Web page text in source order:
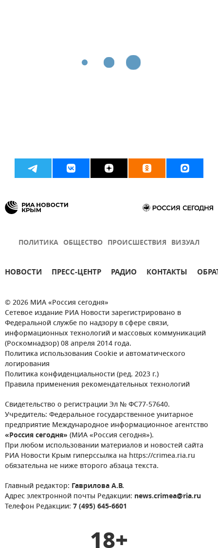
ПОЛИТИКА ОБЩЕСТВО ПРОИСШЕСТВИЯ ВИЗУАЛ
НОВОСТИ ПРЕСС-ЦЕНТР РАДИО КОНТАКТЫ
© 2026 МИА «Россия сегодня»
Сетевое издание РИА Новости зарегистрировано в
Федеральной службе по надзору в сфере связи,
информационных технологий и массовых коммуникаций
(Роскомнадзор) 08 апреля 2014 года.
Политика использования Cookie и автоматического
логирования
Политика конфиденциальности (ред. 2023 г.)
Правила применения рекомендательных технологий
Свидетельство о регистрации Эл № ФС77-57640.
Учредитель: Федеральное государственное унитарное
предприятие Международное информационное агентство
«Россия сегодня» (МИА «Россия сегодня»).
При любом использовании материалов и новостей сайта
РИА Новости Крым гиперссылка на https://crimea.ria.ru
обязательна не ниже второго абзаца текста.
Главный редактор: Гаврилова А.В.
Адрес электронной почты Редакции: news.crimea@ria.ru
Телефон Редакции: 7 (495) 645-6601